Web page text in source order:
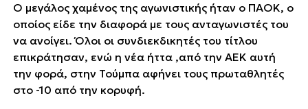
Ο μεγάλος χαμένος της αγωνιστικής ήταν ο ΠΑΟΚ, ο
οποίος είδε την διαφορά με τους ανταγωνιστές του
να ανοίγει. Όλοι οι συνδιεκδικητές του τίτλου
επικράτησαν, ενώ η νέα ήττα ,από την ΑΕΚ αυτή
την φορά, στην Τούμπα αφήνει τους πρωταθλητές
στο -10 από την κορυφή.